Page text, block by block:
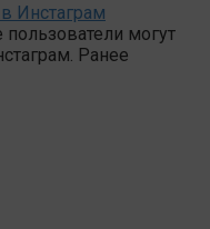
Инстаграм
могут
Ранее